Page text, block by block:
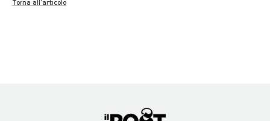
Notifiche mobile
Torna all'articolo
Torna all'articolo
Le prime pagine di martedì 8 novembre 2011
Torna all'articolo